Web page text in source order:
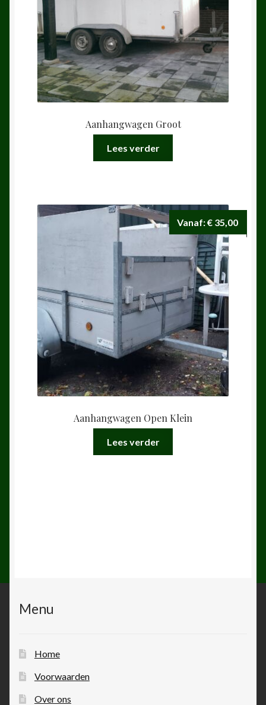
Aanhangwagen Groot
Lees verder
Aanhangwagen Open Klein
Vanaf:€ 35,00
Lees verder
Menu
Home
Voorwaarden
Over ons